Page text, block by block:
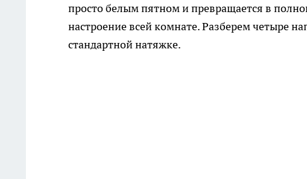
просто белым пятном и превращается в
настроение всей комнате. Разберем четыре
стандартной натяжке.